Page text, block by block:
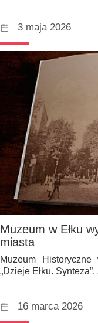
3 maja 2026
Muzeum w Ełku
miasta
Muzeum
„Dzieje Ełku.
16 marca 2026